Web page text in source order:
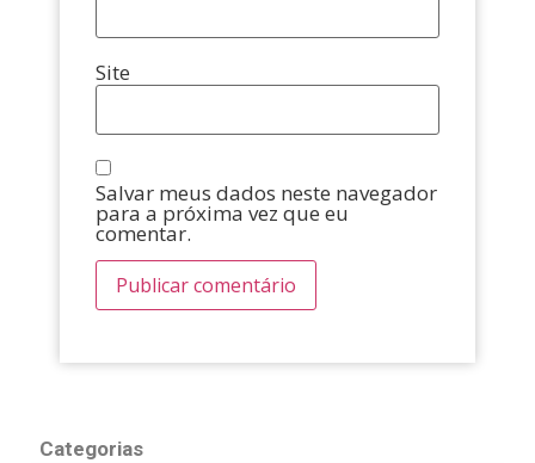
Site
Salvar meus dados neste navegador
para a próxima vez que eu
comentar.
Categorias